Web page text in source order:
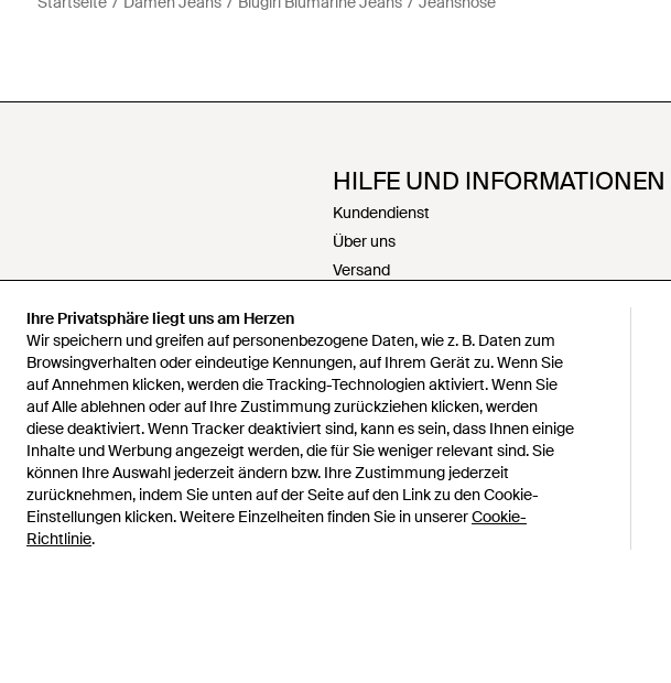
Ihre Privatsphäre liegt uns am Herzen
Wir speichern und greifen auf personenbezogene Daten, wie z. B. Daten zum
Browsingverhalten oder eindeutige Kennungen, auf Ihrem Gerät zu. Wenn Sie
auf Annehmen klicken, werden die Tracking-Technologien aktiviert. Wenn Sie
auf Alle ablehnen oder auf Ihre Zustimmung zurückziehen klicken, werden
diese deaktiviert. Wenn Tracker deaktiviert sind, kann es sein, dass Ihnen einige
Inhalte und Werbung angezeigt werden, die für Sie weniger relevant sind. Sie
können Ihre Auswahl jederzeit ändern bzw. Ihre Zustimmung jederzeit
zurücknehmen, indem Sie unten auf der Seite auf den Link zu den Cookie-
Einstellungen klicken. Weitere Einzelheiten finden Sie in unsererCookie-
Richtlinie.
HILFE UND INFORMATIONEN
Kundendienst
Über uns
Versand
Rückerstattungen
Karriere
Kontakt
Allgemeine Geschäftsbedingungen
Datenschutz & Cookies
Geistiges Eigentum